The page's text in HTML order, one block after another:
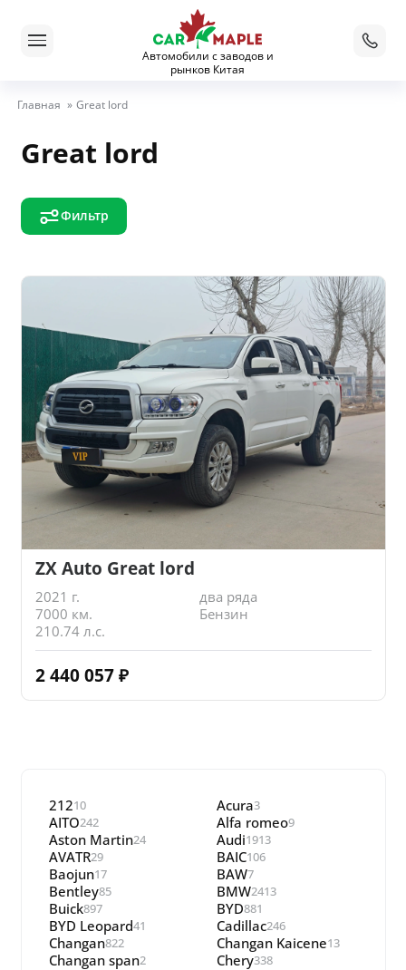
Автомобили с заводов и
рынков Китая
Главная » Great lord
Great lord
Фильтр
ZX Auto Great lord
2021 г.
два ряда
7000 км.
Бензин
210.74 л.с.
2 440 057 ₽
21210 Acura3
AITO242 Alfa romeo9
Aston Martin24 Audi1913
AVATR29 BAIC106
Baojun17 BAW7
Bentley85 BMW2413
Buick897 BYD881
BYD Leopard41 Cadillac246
Changan822 Changan Kaicene13
Changan span2 Chery338